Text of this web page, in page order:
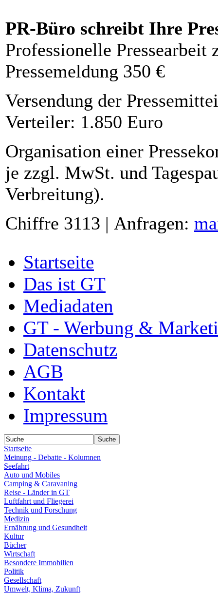
PR-Büro schreibt Ihre
Professionelle Pressearbeit
Pressemeldung 350 €
Versendung der
Verteiler: 1.850 Euro
Organisation einer
je zzgl. MwSt. und
Verbreitung).
Chiffre 3113 | Anfragen:
Startseite
Das ist GT
Mediadaten
GT - Werbung &
Datenschutz
AGB
Kontakt
Impressum
Startseite
Meinung - Debatte - Kolumnen
Seefahrt
Auto und Mobiles
Camping & Caravaning
Reise - Länder in GT
Luftfahrt und Fliegerei
Technik und Forschung
Medizin
Ernährung und Gesundheit
Kultur
Bücher
Wirtschaft
Besondere Immobilien
Politik
Gesellschaft
Umwelt, Klima, Zukunft